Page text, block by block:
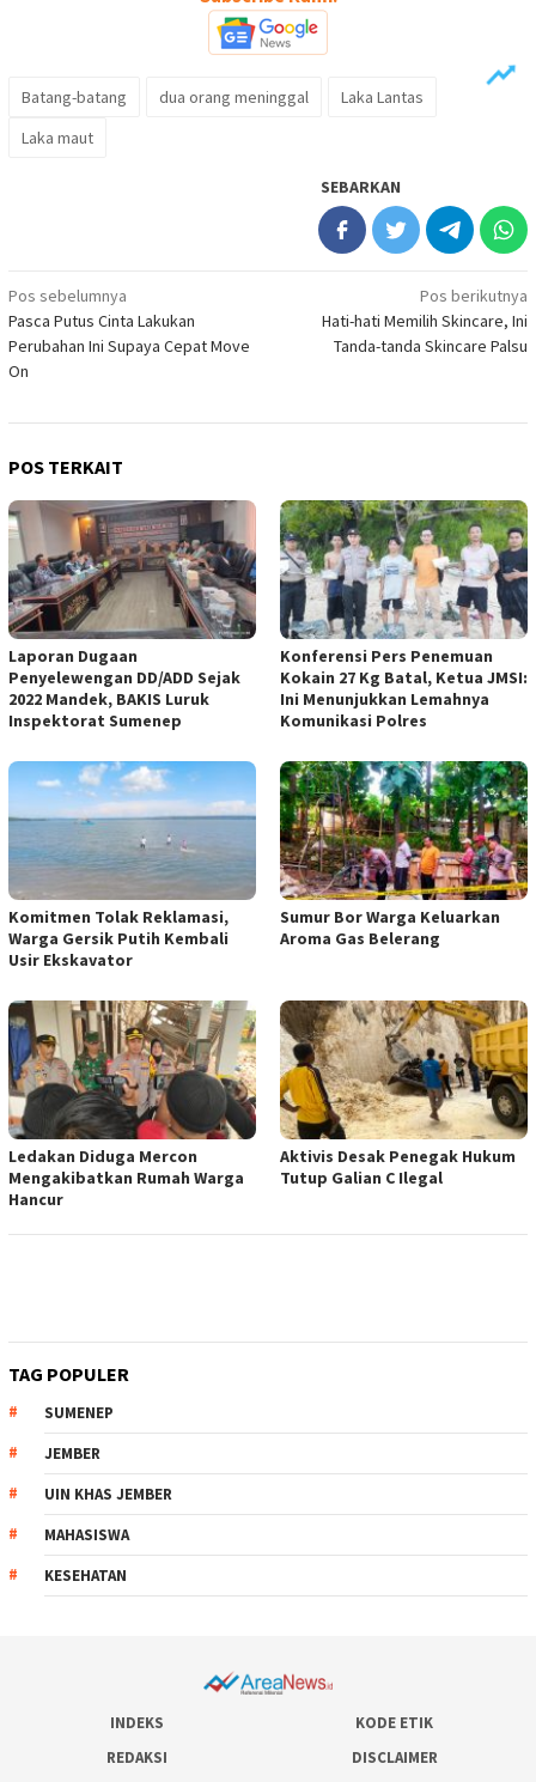
Batang-batang dua orang meninggal
Laka Lantas
Laka maut
SEBARKAN
Navigasi
pos
Pos sebelumnya
Pasca Putus Cinta Lakukan
Perubahan Ini Supaya Cepat Move
On
Pos berikutnya
Hati-hati Memilih Skincare, Ini
Tanda-tanda Skincare Palsu
POS TERKAIT
Laporan Dugaan
Penyelewengan DD/ADD Sejak
2022 Mandek, BAKIS Luruk
Inspektorat Sumenep
Konferensi Pers Penemuan
Kokain 27 Kg Batal, Ketua JMSI:
Ini Menunjukkan Lemahnya
Komunikasi Polres
Komitmen Tolak Reklamasi,
Warga Gersik Putih Kembali
Usir Ekskavator
Sumur Bor Warga Keluarkan
Aroma Gas Belerang
Ledakan Diduga Mercon
Mengakibatkan Rumah Warga
Hancur
Aktivis Desak Penegak Hukum
Tutup Galian C Ilegal
TAG POPULER
SUMENEP
JEMBER
UIN KHAS JEMBER
MAHASISWA
KESEHATAN
INDEKS
KODE ETIK
REDAKSI
DISCLAIMER